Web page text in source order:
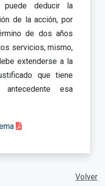
deducir la
de la acción, por
de dos años
servicios, mismo,
extenderse a la
que tiene
esa
Volver